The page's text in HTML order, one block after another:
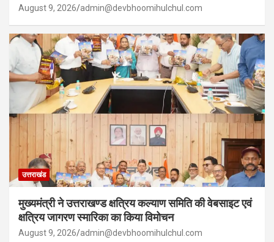
August 9, 2026 admin@devbhoomihulchul.com
उत्तराखंड
मुख्यमंत्री ने उत्तराखण्ड क्षत्रिय कल्याण समिति की वेबसाइट एवं
क्षत्रिय जागरण स्मारिका का किया विमोचन
August 9, 2026 admin@devbhoomihulchul.com